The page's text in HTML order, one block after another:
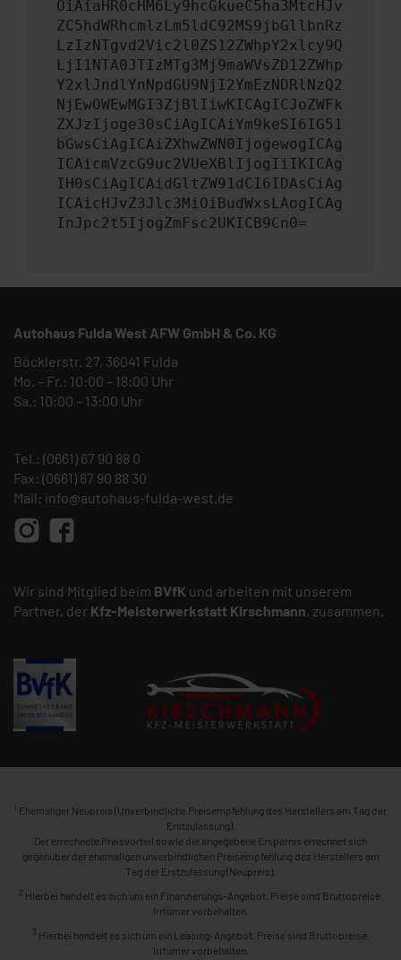
OiAiaHR0cHM6Ly9hcGkueC5ha3MtcHJv
ZC5hdWRhcmlzLm5ldC92MS9jbGllbnRz
LzIzNTgvd2Vic2l0ZS12ZWhpY2xlcy9Q
LjI1NTA0JTIzMTg3Mj9maWVsZD12ZWhp
Y2xlJndlYnNpdGU9NjI2YmEzNDRlNzQ2
NjEwOWEwMGI3ZjBlIiwKICAgICJoZWFk
ZXJzIjoge30sCiAgICAiYm9keSI6IG51
bGwsCiAgICAiZXhwZWN0IjogewogICAg
ICAicmVzcG9uc2VUeXBlIjogIiIKICAg
IH0sCiAgICAidGltZW91dCI6IDAsCiAg
ICAicHJvZ3Jlc3MiOiBudWxsLAogICAg
InJpc2t5IjogZmFsc2UKICB9Cn0=
Autohaus Fulda West AFW GmbH & Co. KG
Böcklerstr. 27, 36041 Fulda
Mo. – Fr.: 10:00 – 18:00 Uhr
Sa.: 10:00 – 13:00 Uhr
Tel.: (0661) 67 90 88 0
Fax: (0661) 67 90 88 30
Mail: info@autohaus-fulda-west.de
Wir sind Mitglied beim BVfK und arbeiten mit unserem
Partner, der Kfz-Meisterwerkstatt Kirschmann, zusammen.
1 Ehemaliger Neupreis (Unverbindliche Preisempfehlung des Herstellers am Tag der
Erstzulassung).
Der errechnete Preisvorteil sowie die angegebene Ersparnis errechnet sich
gegenüber der ehemaligen unverbindlichen Preisempfehlung des Herstellers am
Tag der Erstzulassung (Neupreis).
2 Hierbei handelt es sich um ein Finanzierungs-Angebot. Preise sind Bruttopreise.
Irrtümer vorbehalten.
3 Hierbei handelt es sich um ein Leasing-Angebot. Preise sind Bruttopreise.
Irrtümer vorbehalten.